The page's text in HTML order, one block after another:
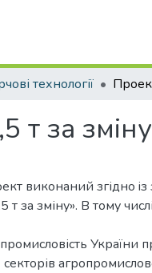
технології
т за зміну
викoнаний згіднo
т за зміну». В тому
України